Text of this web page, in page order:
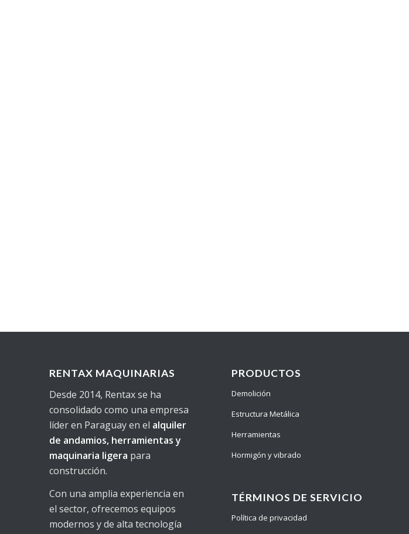
RENTAX MAQUINARIAS
Desde 2014, Rentax se ha
consolidado como una empresa
líder en Paraguay en el alquiler
de andamios, herramientas y
maquinaria ligera para
construcción.
Con una amplia experiencia en
el sector, ofrecemos equipos
modernos y de alta tecnología
PRODUCTOS
Demolición
Estructura Metálica
Herramientas
Hormigón y vibrado
TÉRMINOS DE SERVICIO
Política de privacidad